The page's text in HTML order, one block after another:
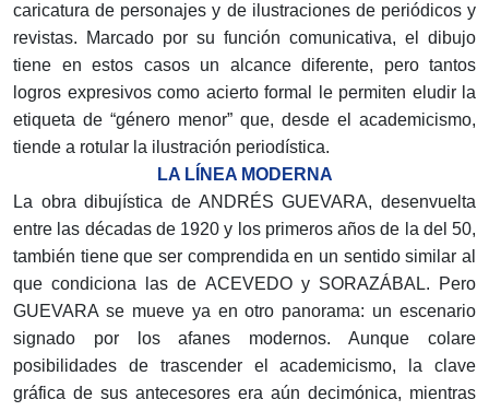
caricatura de personajes y de ilustraciones de periódicos y
revistas. Marcado por su función comunicativa, el dibujo
tiene en estos casos un alcance diferente, pero tantos
logros expresivos como acierto formal le permiten eludir la
etiqueta de “género menor” que, desde el academicismo,
tiende a rotular la ilustración periodística.
LA LÍNEA MODERNA
La obra dibujística de ANDRÉS GUEVARA, desenvuelta
entre las décadas de 1920 y los primeros años de la del 50,
también tiene que ser comprendida en un sentido similar al
que condiciona las de ACEVEDO y SORAZÁBAL. Pero
GUEVARA se mueve ya en otro panorama: un escenario
signado por los afanes modernos. Aunque colare
posibilidades de trascender el academicismo, la clave
gráfica de sus antecesores era aún decimónica, mientras